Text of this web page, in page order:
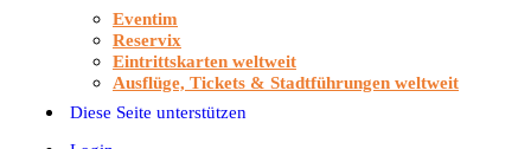
Eventim
Reservix
Eintrittskarten weltweit
Ausflüge, Tickets & Stadtführungen weltweit
Diese Seite unterstützen